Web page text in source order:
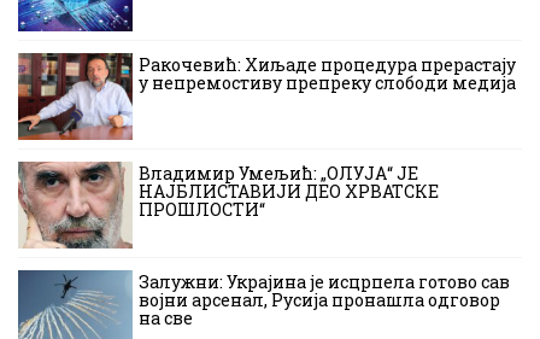
Ракочевић: Хиљаде процедура прерастају
у непремостиву препреку слободи медија
Владимир Умељић: „ОЛУЈА“ ЈЕ
НАЈБЛИСТАВИЈИ ДЕО ХРВАТСКЕ
ПРОШЛОСТИ“
Залужни: Украјина је исцрпела готово сав
војни арсенал, Русија пронашла одговор
на све